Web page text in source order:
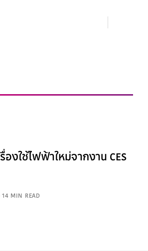
องใช้ไฟฟ้าใหม่จากงาน CES
14 MIN READ